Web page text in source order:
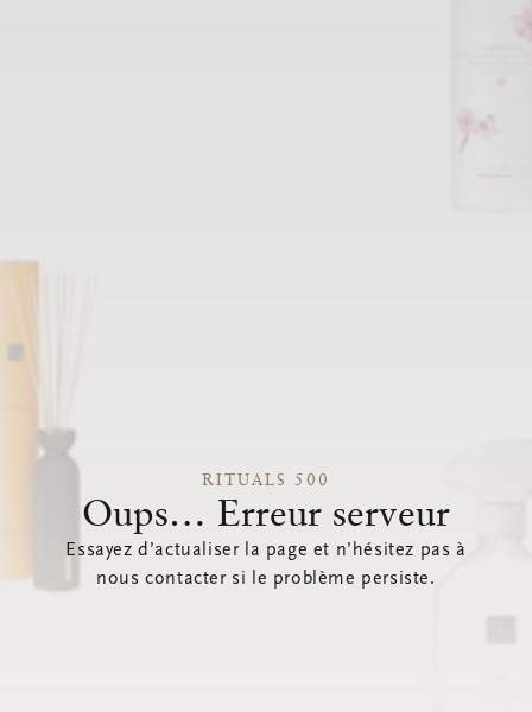
RITUALS 500
Oups… Erreur serveur
Essayez d’actualiser la page et n’hésitez pas à
nous contacter si le problème persiste.